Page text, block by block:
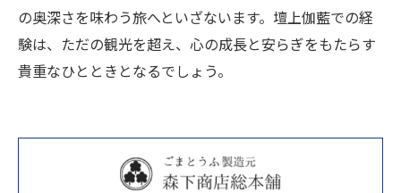
の奥深さを味わう旅へといざないます。壇上伽藍での経
験は、ただの観光を超え、心の成長と安らぎをもたらす
貴重なひとときとなるでしょう。